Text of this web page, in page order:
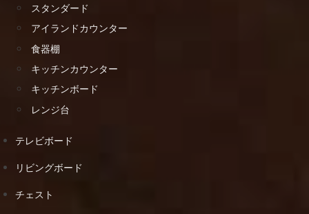
スタンダード
アイランドカウンター
食器棚
キッチンカウンター
キッチンボード
レンジ台
テレビボード
リビングボード
チェスト